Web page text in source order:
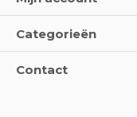
Categorieën
Contact